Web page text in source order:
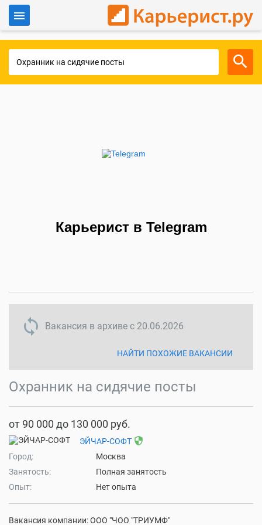
Для работодателей
Карьерист в Telegram
sync disabled
Вакансия в архиве с 20.06.2026
НАЙТИ ПОХОЖИЕ ВАКАНСИИ
Охранник на сидячие посты
от 90 000 до 130 000 руб.
ЭЙЧАР-СОФТ security
Город:
Москва
Занятость:
Полная занятость
Опыт:
Нет опыта
Вакансия компании: ООО "ЧОО "ТРИУМФ"